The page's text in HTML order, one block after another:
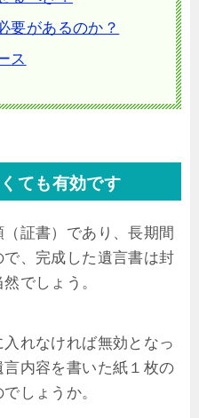
要があるのか？
ス
ても有効です
証書）であり、長期間
、完成した遺言書は封
でしょう。
れなければ無効となっ
内容を書いた紙１枚の
しょうか。